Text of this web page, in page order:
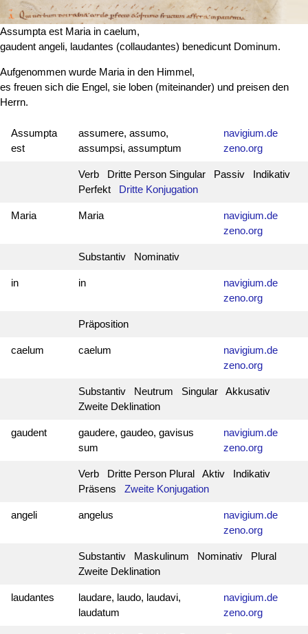
Assumpta est Maria in caelum,
gaudent angeli, laudantes (collaudantes) benedicunt Dominum.
Aufgenommen wurde Maria in den Himmel,
es freuen sich die Engel, sie loben (miteinander) und preisen den
Herrn.
Assumpta
est
assumere, assumo,
assumpsi, assumptum
navigium.de
zeno.org
Verb Dritte Person Singular Passiv Indikativ
Perfekt Dritte Konjugation
Maria Maria
navigium.de
zeno.org
Substantiv Nominativ
in in
navigium.de
zeno.org
Präposition
caelum caelum
navigium.de
zeno.org
Substantiv Neutrum Singular Akkusativ
Zweite Deklination
gaudent
gaudere, gaudeo, gavisus
sum
navigium.de
zeno.org
Verb Dritte Person Plural Aktiv Indikativ
Präsens Zweite Konjugation
angeli angelus
navigium.de
zeno.org
Substantiv Maskulinum Nominativ Plural
Zweite Deklination
laudantes
laudare, laudo, laudavi,
laudatum
navigium.de
zeno.org